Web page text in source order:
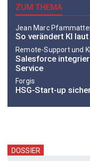
ZUM THEMA
Jean Marc
So verändert KI
Remote-Support und
Salesforce
Service
Forgis
HSG-Start-up
DOSSIER